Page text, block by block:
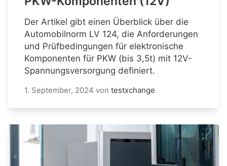
Der Artikel gibt einen Überblick über die
Automobilnorm LV 124, die Anforderungen
und Prüfbedingungen für elektronische
Komponenten für PKW (bis 3,5t) mit 12V-
Spannungsversorgung definiert.
1. September, 2024 von testxchange